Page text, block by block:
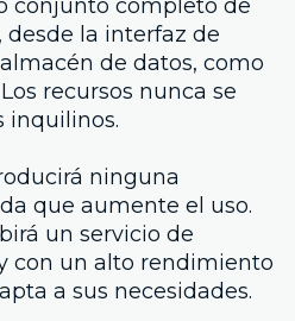
conjunto completo de
desde la interfaz de
de datos, como
recursos nunca se
inquilinos.
ninguna
que aumente el uso.
un servicio de
con un alto rendimiento
a sus necesidades.